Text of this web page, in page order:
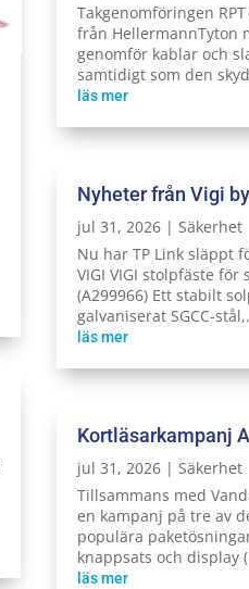
Takgenomföringen
från HellermannTyton
genomför kablar och
samtidigt som den
läs mer
Nyheter från Vigi
jul 31, 2026| Säkerhet
Nu har TP Link släppt
VIGI VIGI stolpfäste för
(A299966) Ett stabilt
galvaniserat SGCC-
läs mer
Kortläsarkampanj
jul 31, 2026| Säkerhet
Tillsammans med
en kampanj på tre av
populära
knappsats och display (
läs mer